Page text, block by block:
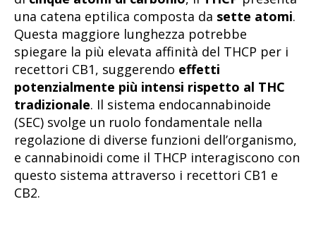
una catena eptilica composta da sette atomi.
Questa maggiore lunghezza potrebbe
spiegare la più elevata affinità del THCP per i
recettori CB1, suggerendo effetti
potenzialmente più intensi rispetto al THC
tradizionale. Il sistema endocannabinoide
(SEC) svolge un ruolo fondamentale nella
regolazione di diverse funzioni dell’organismo,
e cannabinoidi come il THCP interagiscono con
questo sistema attraverso i recettori CB1 e
CB2.